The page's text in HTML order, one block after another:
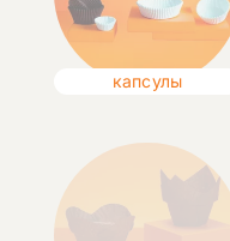
капсулы